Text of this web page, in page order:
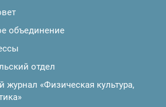
объединение
отдел
журнал «Физическая культура,